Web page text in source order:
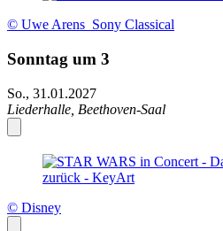
© Uwe Arens_Sony Classical
Sonntag um 3
So., 31.01.2027
Liederhalle, Beethoven-Saal
© Disney